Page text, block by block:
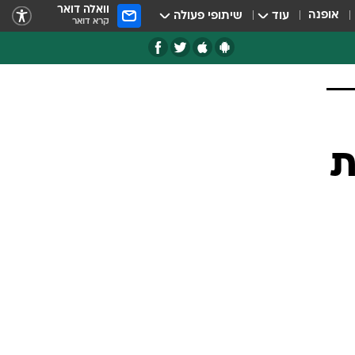
אופנה עוד שיתופי פעולה וואלה דואר
קרא דואר